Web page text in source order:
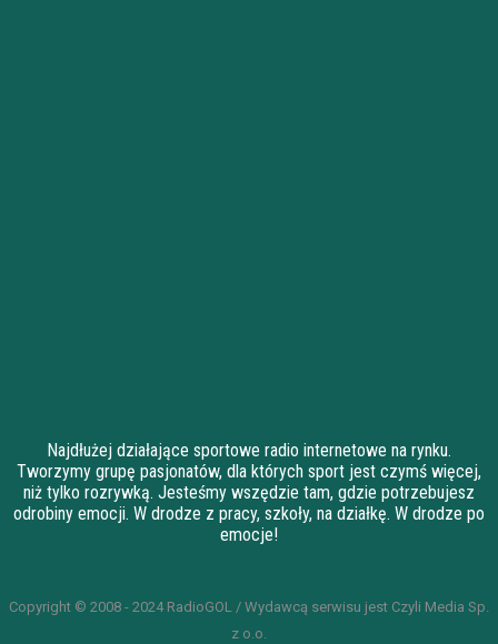
Najdłużej działające sportowe radio internetowe na rynku.
Tworzymy grupę pasjonatów, dla których sport jest czymś więcej,
niż tylko rozrywką. Jesteśmy wszędzie tam, gdzie potrzebujesz
odrobiny emocji. W drodze z pracy, szkoły, na działkę. W drodze po
emocje!
Copyright © 2008 - 2024 RadioGOL / Wydawcą serwisu jest Czyli Media Sp.
z o.o.